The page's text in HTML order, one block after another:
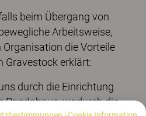
beim Übergang von
Arbeitsweise,
die Vorteile
Gravestock erklärt:
durch die Einrichtung
Pandahaus, wodurch die